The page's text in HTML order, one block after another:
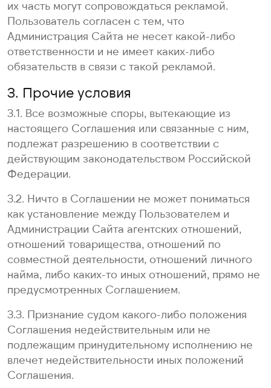
их часть могут сопровождаться рекламой.
Пользователь согласен с тем, что
Администрация Сайта не несет какой-либо
ответственности и не имеет каких-либо
обязательств в связи с такой рекламой.
3. Прочие условия
3.1. Все возможные споры, вытекающие из
настоящего Соглашения или связанные с ним,
подлежат разрешению в соответствии с
действующим законодательством Российской
Федерации.
3.2. Ничто в Соглашении не может пониматься
как установление между Пользователем и
Администрации Сайта агентских отношений,
отношений товарищества, отношений по
совместной деятельности, отношений личного
найма, либо каких-то иных отношений, прямо не
предусмотренных Соглашением.
3.3. Признание судом какого-либо положения
Соглашения недействительным или не
подлежащим принудительному исполнению не
влечет недействительности иных положений
Соглашения.